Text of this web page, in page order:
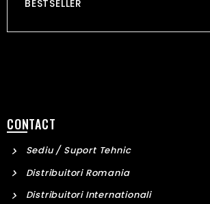
BESTSELLER
CONTACT
Sediu / Suport Tehnic
Distribuitori Romania
Distribuitori Internationali